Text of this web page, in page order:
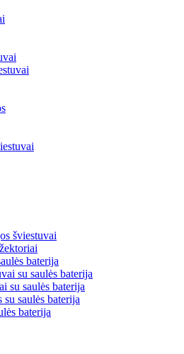
šviestuvai
baterija
su saulės baterija
su saulės baterija
saulės baterija
baterija